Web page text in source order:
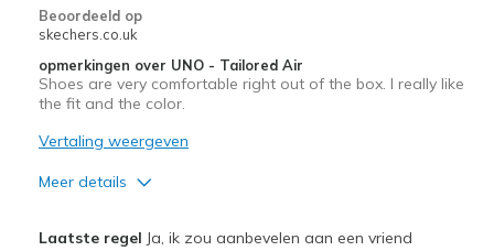
de
bezoeken.
Beoordeeld op
skechers.co.uk
opmerkingen over UNO - Tailored Air
Shoes are very comfortable right out of the box. I really like
the fit and the color.
Vertaling weergeven
Meer details
Laatste regel Ja, ik zou aanbevelen aan een vriend